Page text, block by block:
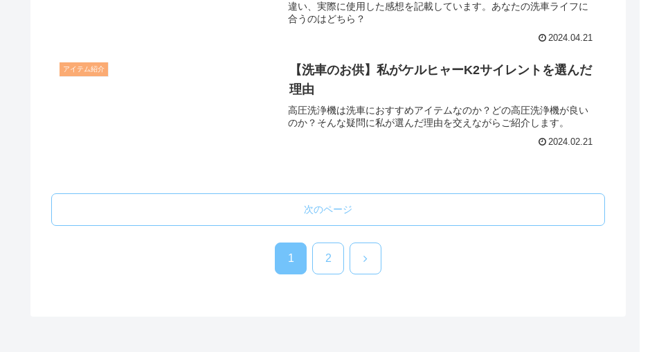
違い、実際に使用した感想を記載しています。あなたの洗車ライフに
合うのはどちら？
2024.04.21
アイテム紹介
【洗車のお供】私がケルヒャーK2サイレントを選んだ
理由
高圧洗浄機は洗車におすすめアイテムなのか？どの高圧洗浄機が良い
のか？そんな疑問に私が選んだ理由を交えながらご紹介します。
2024.02.21
次のページ
1 2 次